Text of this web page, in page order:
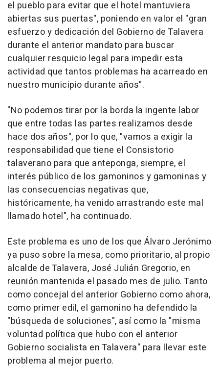
el pueblo para evitar que el hotel mantuviera
abiertas sus puertas", poniendo en valor el "gran
esfuerzo y dedicación del Gobierno de Talavera
durante el anterior mandato para buscar
cualquier resquicio legal para impedir esta
actividad que tantos problemas ha acarreado en
nuestro municipio durante años".
"No podemos tirar por la borda la ingente labor
que entre todas las partes realizamos desde
hace dos años", por lo que, "vamos a exigir la
responsabilidad que tiene el Consistorio
talaverano para que anteponga, siempre, el
interés público de los gamoninos y gamoninas y
las consecuencias negativas que,
históricamente, ha venido arrastrando este mal
llamado hotel", ha continuado.
Este problema es uno de los que Álvaro Jerónimo
ya puso sobre la mesa, como prioritario, al propio
alcalde de Talavera, José Julián Gregorio, en
reunión mantenida el pasado mes de julio. Tanto
como concejal del anterior Gobierno como ahora,
como primer edil, el gamonino ha defendido la
"búsqueda de soluciones", así como la "misma
voluntad política que hubo con el anterior
Gobierno socialista en Talavera" para llevar este
problema al mejor puerto.